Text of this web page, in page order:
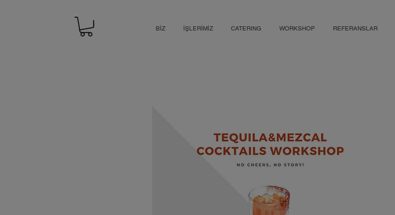
BİZ İŞLERİMİZ CATERING WORKSHOP REFERANSLAR